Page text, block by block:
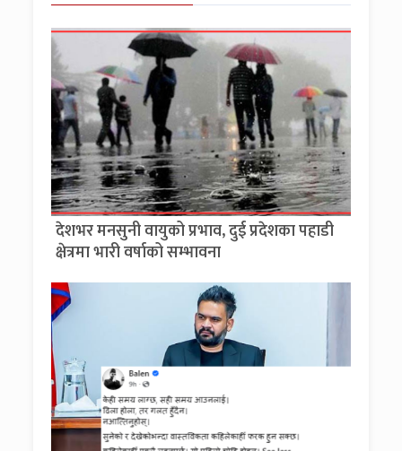
देशभर मनसुनी वायुको प्रभाव, दुई प्रदेशका पहाडी
क्षेत्रमा भारी वर्षाको सम्भावना